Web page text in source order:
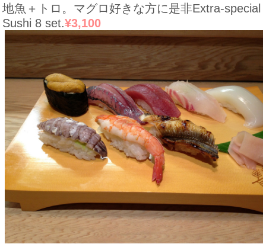
地魚＋トロ。マグロ好きな方に是非Extra-special
Sushi 8 set.¥3,100